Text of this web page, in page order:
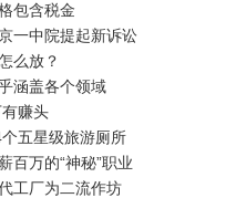
包含税金
一中院提起新诉讼
么放？
涵盖各个领域
赚头
五星级旅游厕所
百万的“神秘”职业
工厂为二流作坊